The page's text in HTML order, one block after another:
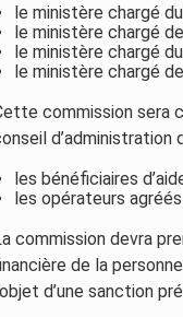
le ministère chargé
le ministère chargé
le ministère chargé
le ministère chargé de
commission sera
d’administration
les bénéficiaires
les opérateurs
commission devra
de la
d’une sanction